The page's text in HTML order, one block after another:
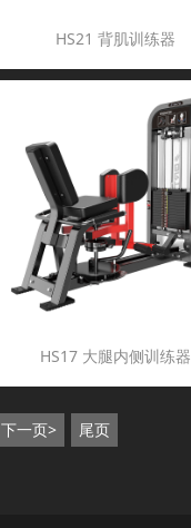
HS21 背肌训练器
HS17 大腿内侧训练器
下一页> 尾页